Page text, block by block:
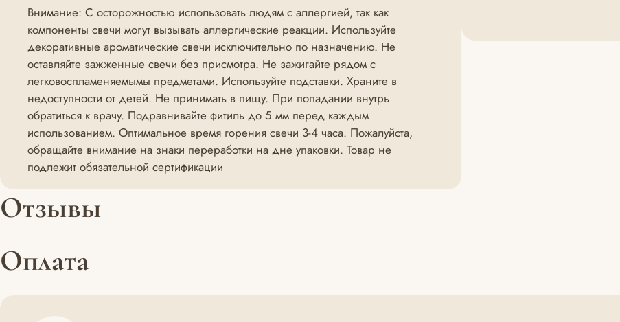
Внимание: С осторожностью использовать людям с аллергией, так как
компоненты свечи могут вызывать аллергические реакции. Используйте
декоративные ароматические свечи исключительно по назначению. Не
оставляйте зажженные свечи без присмотра. Не зажигайте рядом с
легковоспламеняемымы предметами. Используйте подставки. Храните в
недоступности от детей. Не принимать в пищу. При попадании внутрь
обратиться к врачу. Подравнивайте фитиль до 5 мм перед каждым
использованием. Оптимальное время горения свечи 3-4 часа. Пожалуйста,
обращайте внимание на знаки переработки на дне упаковки. Товар не
подлежит обязательной сертификации
Отзывы
Оплата